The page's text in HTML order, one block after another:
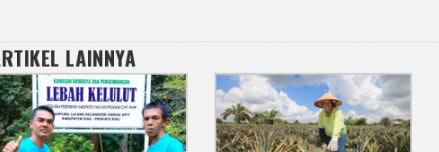
LAINNYA